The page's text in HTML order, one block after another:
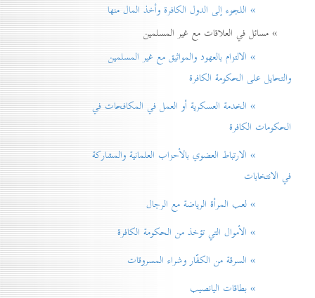
» اللجوء إلى الدول الكافرة وأخذ المال منها
» مسائل في العلاقات مع غير المسلمين
» الالتزام بالعهود والمواثيق مع غير المسلمين
والتحايل على الحكومة الكافرة
» الخدمة العسكرية أو العمل في المكافحات في
الحكومات الكافرة
» الارتباط العضوي بالأحزاب العلمانية والمشاركة
في الانتخابات
» لعب المرأة الرياضة مع الرجال
» الأموال التي تؤخذ من الحكومة الكافرة
» السرقة من الكفّار وشراء المسروقات
» بطاقات اليانصيب